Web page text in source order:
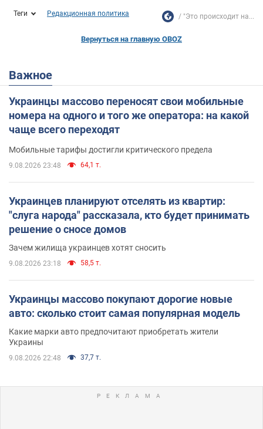
Теги Редакционная политика "Это происходит на...
Вернуться на главную OBOZ
Важное
Украинцы массово переносят свои мобильные
номера на одного и того же оператора: на какой
чаще всего переходят
Мобильные тарифы достигли критического предела
9.08.2026 23:48 64,1 т.
Украинцев планируют отселять из квартир:
"слуга народа" рассказала, кто будет принимать
решение о сносе домов
Зачем жилища украинцев хотят сносить
9.08.2026 23:18 58,5 т.
Украинцы массово покупают дорогие новые
авто: сколько стоит самая популярная модель
Какие марки авто предпочитают приобретать жители
Украины
9.08.2026 22:48 37,7 т.